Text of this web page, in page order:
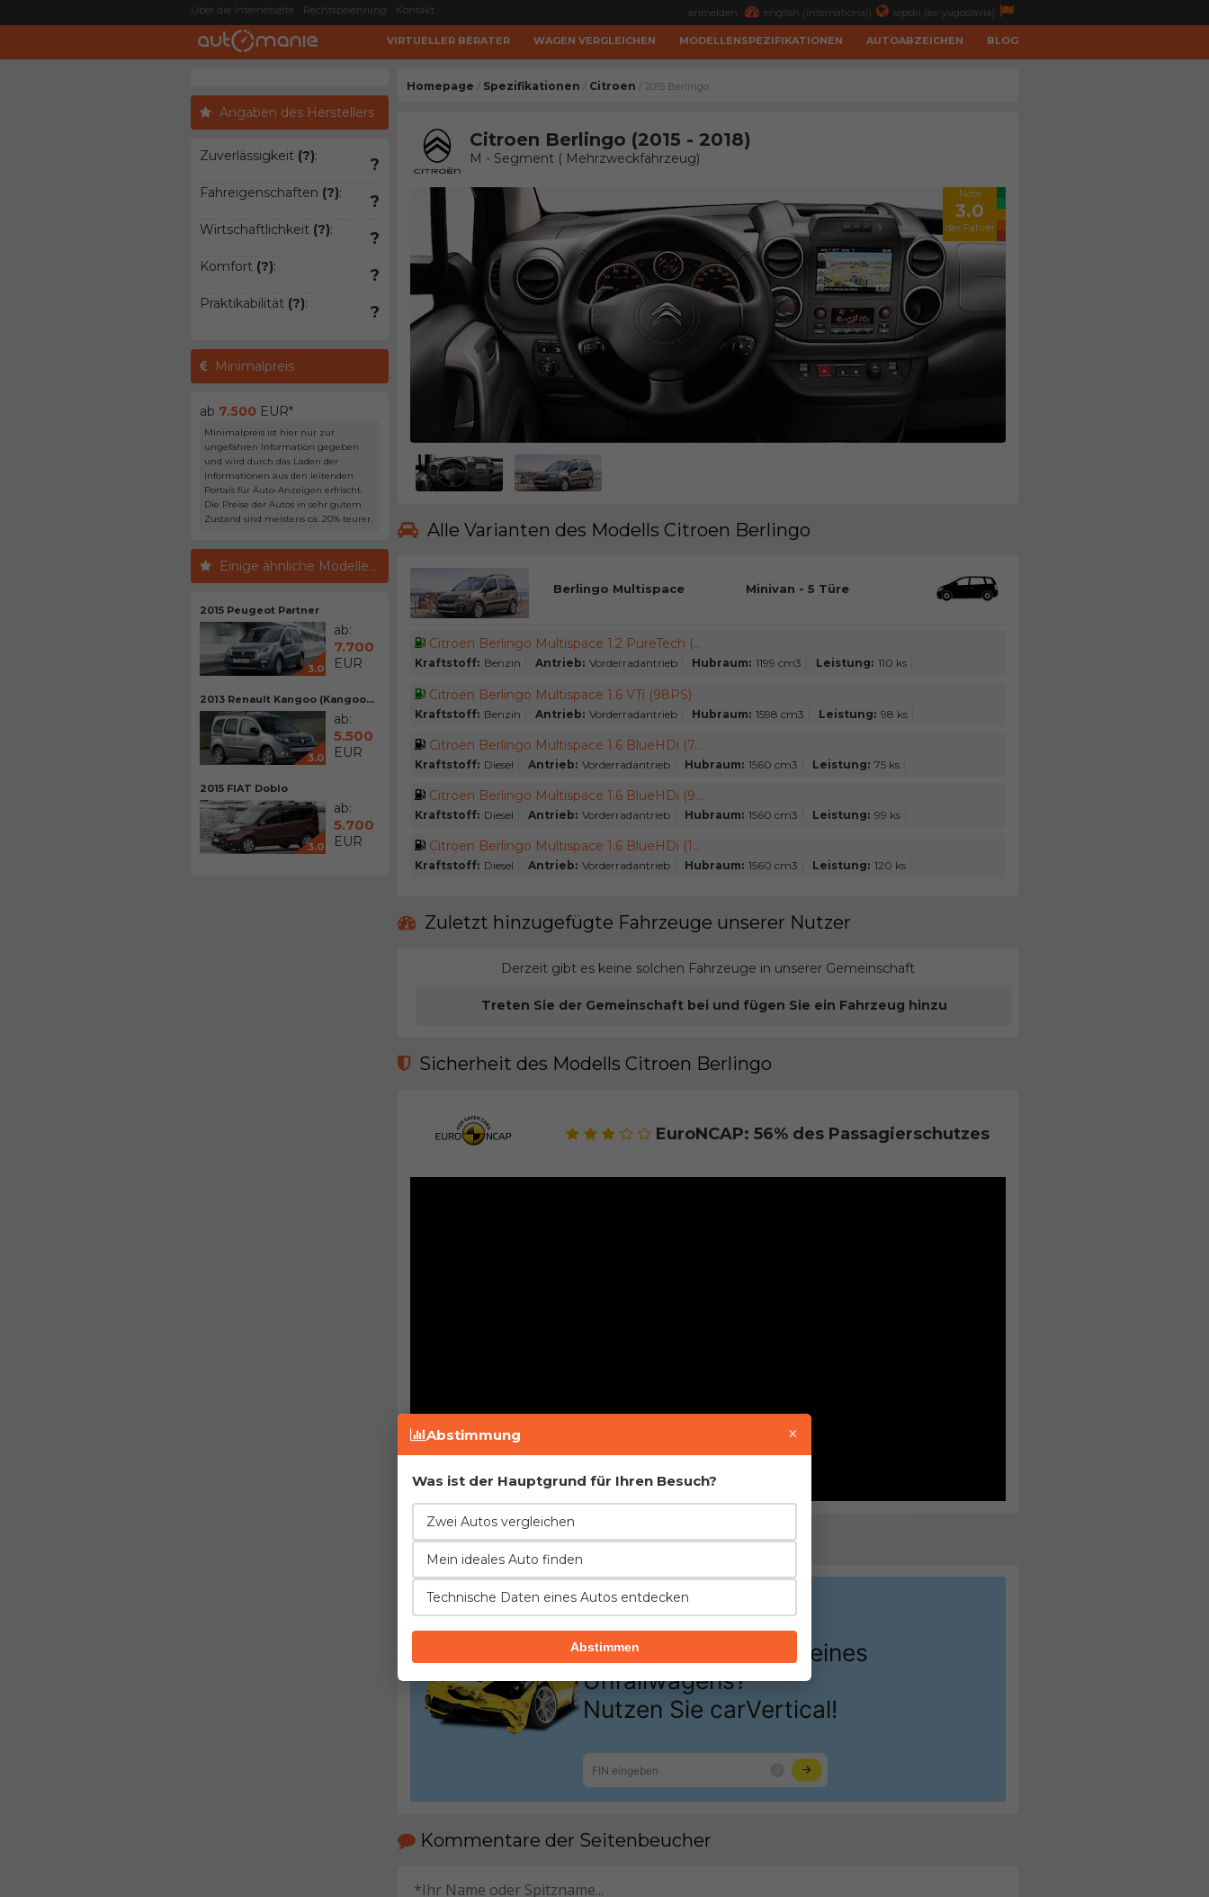
Über die Internetseite Rechtsbelehrung Kontakt anmelden english (international) srpski (ex-yugoslavia)
VIRTUELLER BERATER WAGEN VERGLEICHEN MODELLENSPEZIFIKATIONEN AUTOABZEICHEN BLOG
Angaben des Herstellers
Zuverlässigkeit (?): ?
Fahreigenschaften (?): ?
Wirtschaftlichkeit (?): ?
Komfort (?): ?
Praktikabilität (?): ?
Minimalpreis
ab 7.500 EUR*
Minimalpreis ist hier nur zur
ungefähren Information gegeben
und wird durch das Laden der
Informationen aus den leitenden
Portals für Auto-Anzeigen erfrischt.
Die Preise der Autos in sehr gutem
Zustand sind meistens ca. 20% teurer.
Einige ähnliche Modelle...
2015 Peugeot Partner
3.0
ab:
7.700
EUR
2013 Renault Kangoo (Kangoo...
3.0
ab:
5.500
EUR
2015 FIAT Doblo
3.0
ab:
5.700
EUR
Homepage / Spezifikationen / Citroen / 2015 Berlingo
Citroen Berlingo (2015 - 2018)
M - Segment ( Mehrzweckfahrzeug)
Note
3.0
der Fahrer
Alle Varianten des Modells Citroen Berlingo
Berlingo Multispace Minivan - 5 Türe
Citroen Berlingo Multispace 1.2 PureTech (...
Kraftstoff: Benzin Antrieb: Vorderradantrieb Hubraum: 1199 cm3 Leistung: 110 ks
Citroen Berlingo Multispace 1.6 VTi (98PS)
Kraftstoff: Benzin Antrieb: Vorderradantrieb Hubraum: 1598 cm3 Leistung: 98 ks
Citroen Berlingo Multispace 1.6 BlueHDi (7...
Kraftstoff: Diesel Antrieb: Vorderradantrieb Hubraum: 1560 cm3 Leistung: 75 ks
Citroen Berlingo Multispace 1.6 BlueHDi (9...
Kraftstoff: Diesel Antrieb: Vorderradantrieb Hubraum: 1560 cm3 Leistung: 99 ks
Citroen Berlingo Multispace 1.6 BlueHDi (1...
Kraftstoff: Diesel Antrieb: Vorderradantrieb Hubraum: 1560 cm3 Leistung: 120 ks
Zuletzt hinzugefügte Fahrzeuge unserer Nutzer
Derzeit gibt es keine solchen Fahrzeuge in unserer Gemeinschaft
Treten Sie der Gemeinschaft bei und fügen Sie ein Fahrzeug hinzu
Sicherheit des Modells Citroen Berlingo
EuroNCAP: 56% des Passagierschutzes
Fahrzeughistorie prüfen
Kommentare der Seitenbeucher
Abstimmung ×
Was ist der Hauptgrund für Ihren Besuch?
Zwei Autos vergleichen
Mein ideales Auto finden
Technische Daten eines Autos entdecken
Abstimmen